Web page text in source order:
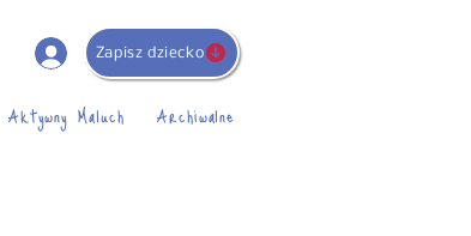
Zapisz dziecko
Aktywny Maluch Archiwalne